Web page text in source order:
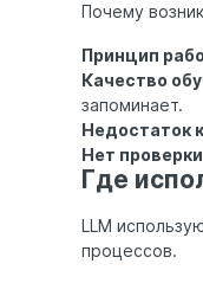
Почему
Принцип
Качество
запоминает.
Недостаток
Нет
Где
LLM
процессов.